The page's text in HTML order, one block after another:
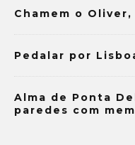
Chamem o
Pedalar por
Alma de Ponta
paredes com